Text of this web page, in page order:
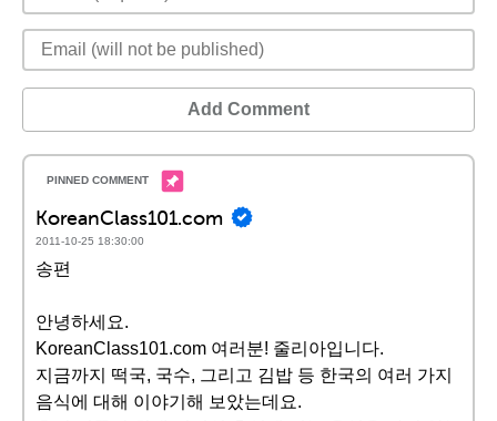
Add Comment
KoreanClass101.com
2011-10-25 18:30:00
송편
안녕하세요.
KoreanClass101.com 여러분! 줄리아입니다.
지금까지 떡국, 국수, 그리고 김밥 등 한국의 여러 가지
음식에 대해 이야기해 보았는데요.